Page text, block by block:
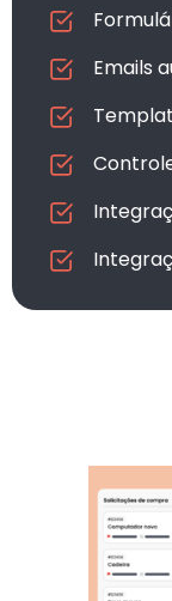
Emails